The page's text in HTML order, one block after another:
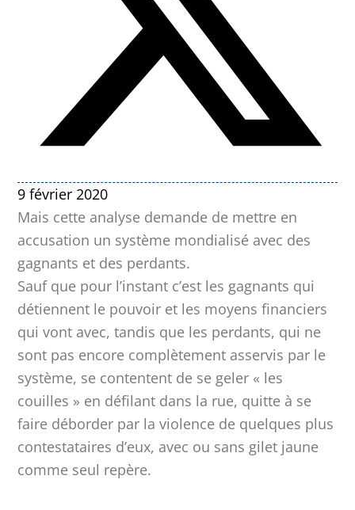
9 février 2020
Mais cette analyse demande de mettre en
accusation un système mondialisé avec des
gagnants et des perdants.
Sauf que pour l’instant c’est les gagnants qui
détiennent le pouvoir et les moyens financiers
qui vont avec, tandis que les perdants, qui ne
sont pas encore complètement asservis par le
système, se contentent de se geler « les
couilles » en défilant dans la rue, quitte à se
faire déborder par la violence de quelques plus
contestataires d’eux, avec ou sans gilet jaune
comme seul repère.